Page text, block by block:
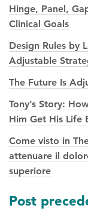
Hinge, Panel,
Clinical Goals
Design Rules by
Adjustable
The Future Is
Tony’s Story:
Him Get His Life
Come visto in
attenuare il
superiore
Post